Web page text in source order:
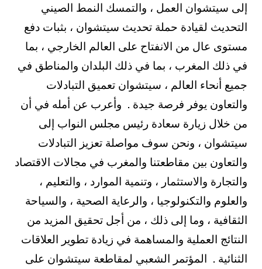
إلى سيتشوان العمل ، والتمسك النمط الصيني
التحديث لقيادة حملة تحديث سيتشوان ، بثبات دفع
مستوى عال من الانفتاح على العالم الخارجي ، بما
في ذلك المغرب ، بما في ذلك البلدان والمناطق في
جميع أنحاء العالم ، سيتشوان تعميق التبادلات
والتعاون يوفر فرصة جيدة . وأعرب عن أمله في أن
من خلال زيارة سعادة رئيس مجلس النواب إلى
سيتشوان ، ونحن سوف مواصلة تعزيز التبادلات
والتعاون بين مقاطعتنا والمغرب في مجالات الاقتصاد
والتجارة والاستثمار ، وتنمية الموارد ، والتعليم ،
والعلوم والتكنولوجيا ، والرعاية الصحية ، والسياحة
الثقافية ، وما إلى ذلك ، من أجل تحقيق المزيد من
النتائج العملية والمساهمة في زيادة تطوير العلاقات
الثنائية . المؤتمر الشعبي لمقاطعة سيتشوان على